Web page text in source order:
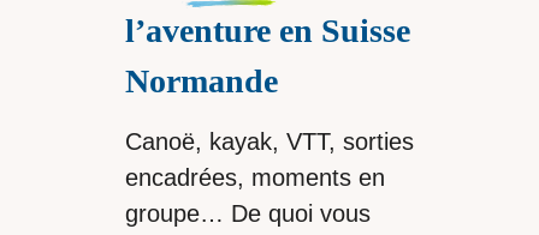
l’aventure en Suisse
Normande
Canoë, kayak, VTT, sorties
encadrées, moments en
groupe… De quoi vous